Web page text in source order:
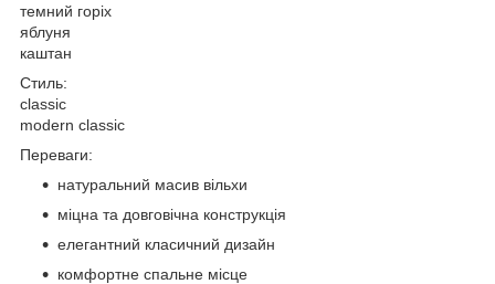
темний горіх
яблуня
каштан
Стиль:
classic
modern classic
Переваги:
натуральний масив вільхи
міцна та довговічна конструкція
елегантний класичний дизайн
комфортне спальне місце